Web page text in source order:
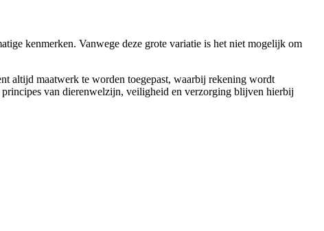
kenmerken. Vanwege deze grote variatie is het niet mogelijk om
altijd maatwerk te worden toegepast, waarbij rekening wordt
van dierenwelzijn, veiligheid en verzorging blijven hierbij